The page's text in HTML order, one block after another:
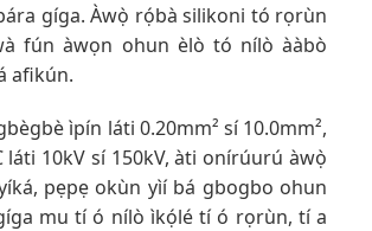
gíga. Àwọ̀ rọ́bà silikoni tó rọrùn
fún àwọn ohun èlò tó nílò ààbò
afikún.
ìpín láti 0.20mm² sí 10.0mm²,
10kV sí 150kV, àti onírúurú àwọ̀
pẹpẹ okùn yìí bá gbogbo ohun
mu tí ó nílò ìkọ́lé tí ó rọrùn, tí a